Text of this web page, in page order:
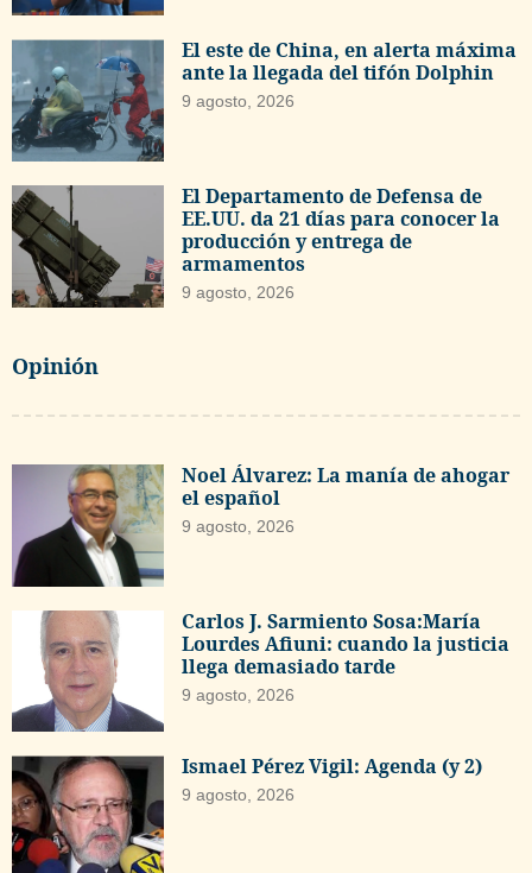
El este de China, en alerta máxima
ante la llegada del tifón Dolphin
9 agosto, 2026
El Departamento de Defensa de
EE.UU. da 21 días para conocer la
producción y entrega de
armamentos
9 agosto, 2026
Opinión
Noel Álvarez: La manía de ahogar
el español
9 agosto, 2026
Carlos J. Sarmiento Sosa:María
Lourdes Afiuni: cuando la justicia
llega demasiado tarde
9 agosto, 2026
Ismael Pérez Vigil: Agenda (y 2)
9 agosto, 2026